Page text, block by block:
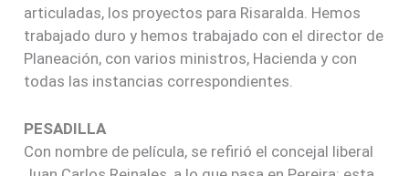
articuladas, los proyectos para Risaralda. Hemos
trabajado duro y hemos trabajado con el director de
Planeación, con varios ministros, Hacienda y con
todas las instancias correspondientes.
PESADILLA
Con nombre de película, se refirió el concejal liberal